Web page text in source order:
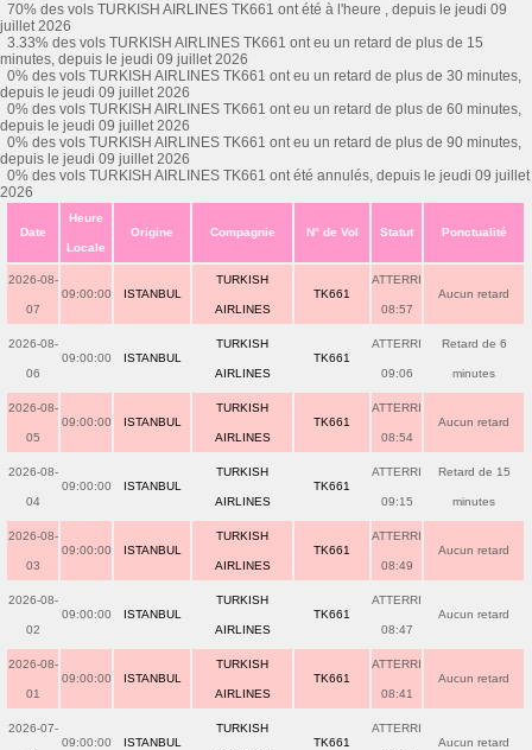
70% des vols TURKISH AIRLINES TK661 ont été à l'heure , depuis le jeudi 09
juillet 2026
3.33% des vols TURKISH AIRLINES TK661 ont eu un retard de plus de 15
minutes, depuis le jeudi 09 juillet 2026
0% des vols TURKISH AIRLINES TK661 ont eu un retard de plus de 30 minutes,
depuis le jeudi 09 juillet 2026
0% des vols TURKISH AIRLINES TK661 ont eu un retard de plus de 60 minutes,
depuis le jeudi 09 juillet 2026
0% des vols TURKISH AIRLINES TK661 ont eu un retard de plus de 90 minutes,
depuis le jeudi 09 juillet 2026
0% des vols TURKISH AIRLINES TK661 ont été annulés, depuis le jeudi 09 juillet
2026
Date
Heure
Locale
Origine Compagnie N° de Vol Statut Ponctualité
2026-08-
07
09:00:00 ISTANBUL
TURKISH
AIRLINES
TK661
ATTERRI
08:57
Aucun retard
2026-08-
06
09:00:00 ISTANBUL
TURKISH
AIRLINES
TK661
ATTERRI
09:06
Retard de 6
minutes
2026-08-
05
09:00:00 ISTANBUL
TURKISH
AIRLINES
TK661
ATTERRI
08:54
Aucun retard
2026-08-
04
09:00:00 ISTANBUL
TURKISH
AIRLINES
TK661
ATTERRI
09:15
Retard de 15
minutes
2026-08-
03
09:00:00 ISTANBUL
TURKISH
AIRLINES
TK661
ATTERRI
08:49
Aucun retard
2026-08-
02
09:00:00 ISTANBUL
TURKISH
AIRLINES
TK661
ATTERRI
08:47
Aucun retard
2026-08-
01
09:00:00 ISTANBUL
TURKISH
AIRLINES
TK661
ATTERRI
08:41
Aucun retard
2026-07-
09:00:00 ISTANBUL
TURKISH
TK661
ATTERRI
Aucun retard